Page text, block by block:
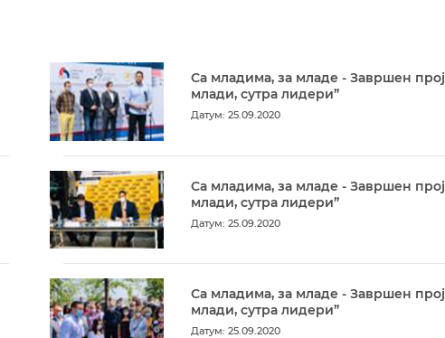
Са младима, за младе - Завршен
млади, сутра лидери”
Датум: 25.09.2020
Са младима, за младе - Завршен
млади, сутра лидери”
Датум: 25.09.2020
Са младима, за младе - Завршен
млади, сутра лидери”
Датум: 25.09.2020